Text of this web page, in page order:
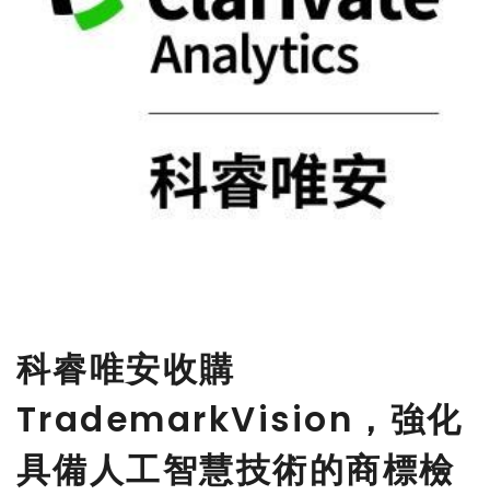
科睿唯安收購
TrademarkVision，強化
具備人工智慧技術的商標檢